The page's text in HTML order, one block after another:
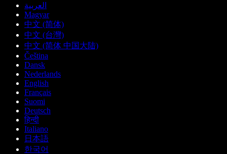
العربية
Magyar
中文 (简体)
中文 (台灣)
中文 (简体 中国大陆)
Čeština
Dansk
Nederlands
English
Français
Suomi
Deutsch
हिन्दी
Italiano
日本語
한국어